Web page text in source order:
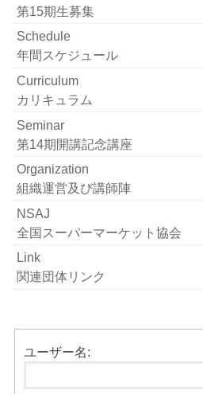
第15期生募集
Schedule
年間スケジュール
Curriculum
カリキュラム
Seminar
第14期開講記念講座
Organization
組織運営及び講師陣
NSAJ
全国スーパーマーケット協会
Link
関連団体リンク
ユーザー名: